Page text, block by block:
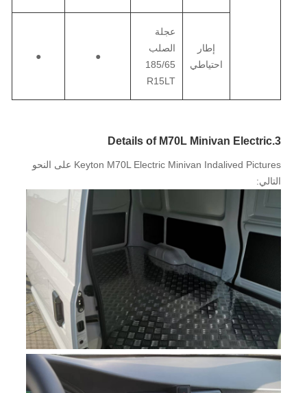
إطار
احتياطي
عجلة
الصلب
185/65
R15LT
●
●
3.Details of M70L Minivan Electric
Keyton M70L Electric Minivan Indalived Pictures على النحو
التالي: